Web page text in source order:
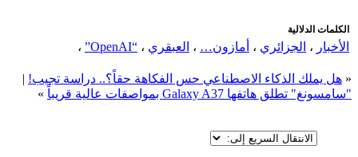
الكلمات الدلالية
الأخبار ، الجزائري ، أمازون… ، العبقري ، “OpenAI” ،
« هل يملك الذكاء الاصطناعي حس الفكاهة حقاً؟.. دراسة تجيب! |
"سامسونغ" تطلق هاتفها Galaxy A37 بمواصفات عالية قريباً
»